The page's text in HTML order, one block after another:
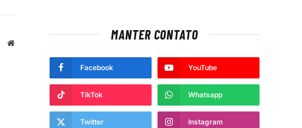
Local
MANTER CONTATO
Facebook YouTube
TikTok Whatsapp
Twitter Instagram